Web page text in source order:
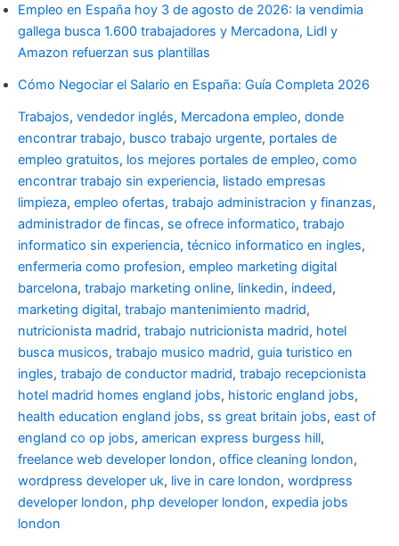
Empleo en España hoy 3 de agosto de 2026: la vendimia
gallega busca 1.600 trabajadores y Mercadona, Lidl y
Amazon refuerzan sus plantillas
Cómo Negociar el Salario en España: Guía Completa 2026
Trabajos, vendedor inglés, Mercadona empleo, donde
encontrar trabajo, busco trabajo urgente, portales de
empleo gratuitos, los mejores portales de empleo, como
encontrar trabajo sin experiencia, listado empresas
limpieza, empleo ofertas, trabajo administracion y finanzas,
administrador de fincas, se ofrece informatico, trabajo
informatico sin experiencia, técnico informatico en ingles,
enfermeria como profesion, empleo marketing digital
barcelona, trabajo marketing online, linkedin, indeed,
marketing digital, trabajo mantenimiento madrid,
nutricionista madrid, trabajo nutricionista madrid, hotel
busca musicos, trabajo musico madrid, guia turistico en
ingles, trabajo de conductor madrid, trabajo recepcionista
hotel madrid homes england jobs, historic england jobs,
health education england jobs, ss great britain jobs, east of
england co op jobs, american express burgess hill,
freelance web developer london, office cleaning london,
wordpress developer uk, live in care london, wordpress
developer london, php developer london, expedia jobs
london